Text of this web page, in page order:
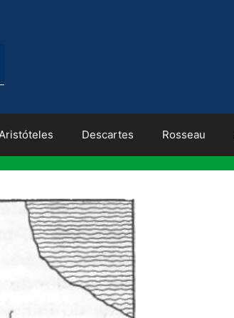
Descartes Rosseau